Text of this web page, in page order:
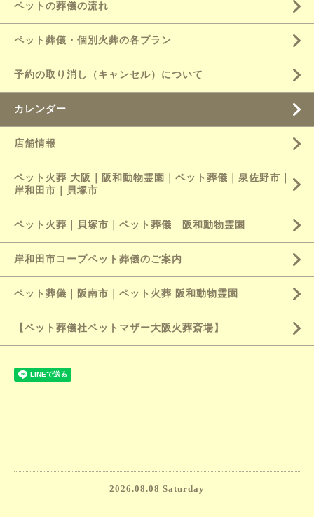
ペットの葬儀の流れ
ペット葬儀・個別火葬の各プラン
予約の取り消し（キャンセル）について
カレンダー
店舗情報
ペット火葬 大阪｜阪和動物霊園｜ペット葬儀｜泉佐野市｜
岸和田市｜貝塚市
ペット火葬｜貝塚市｜ペット葬儀 阪和動物霊園
岸和田市コープペット葬儀のご案内
ペット葬儀｜阪南市｜ペット火葬 阪和動物霊園
【ペット葬儀社ペットマザー大阪火葬斎場】
2026.08.08 Saturday